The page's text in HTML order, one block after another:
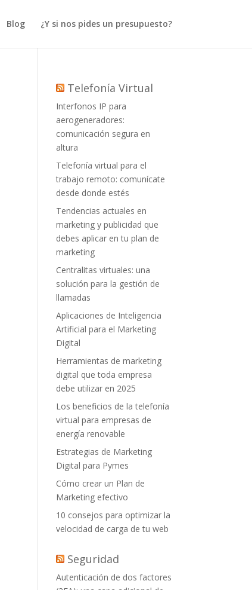
Blog ¿Y si nos pides un presupuesto?
Telefonía Virtual
Interfonos IP para
aerogeneradores:
comunicación segura en
altura
Telefonía virtual para el
trabajo remoto: comunícate
desde donde estés
Tendencias actuales en
marketing y publicidad que
debes aplicar en tu plan de
marketing
Centralitas virtuales: una
solución para la gestión de
llamadas
Aplicaciones de Inteligencia
Artificial para el Marketing
Digital
Herramientas de marketing
digital que toda empresa
debe utilizar en 2025
Los beneficios de la telefonía
virtual para empresas de
energía renovable
Estrategias de Marketing
Digital para Pymes
Cómo crear un Plan de
Marketing efectivo
10 consejos para optimizar la
velocidad de carga de tu web
Seguridad
Autenticación de dos factores